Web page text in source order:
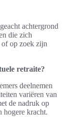
achtergrond
die zich
op zoek zijn
retraite?
deelnemen
variëren van
de nadruk op
hogere kracht.